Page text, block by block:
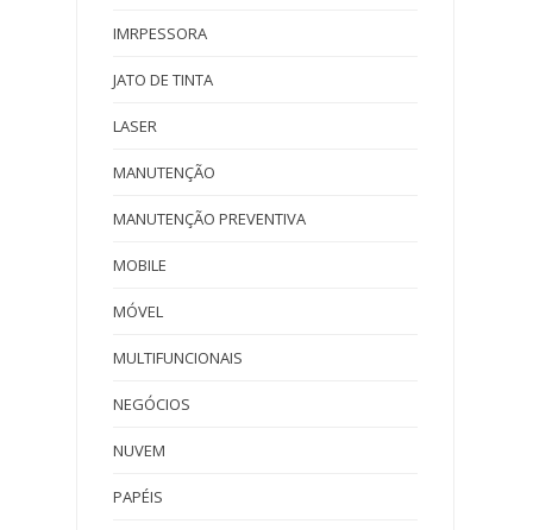
IMRPESSORA
JATO DE TINTA
LASER
MANUTENÇÃO
MANUTENÇÃO PREVENTIVA
MOBILE
MÓVEL
MULTIFUNCIONAIS
NEGÓCIOS
NUVEM
PAPÉIS